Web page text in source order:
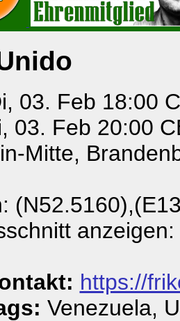
03. Feb 18:00
Feb 20:00
Mitte,
anzeigen:
https://
Venezuela,